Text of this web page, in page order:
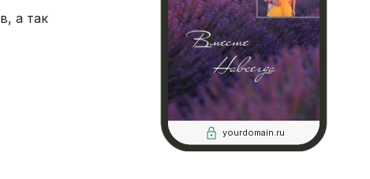
а так
yourdomain.ru